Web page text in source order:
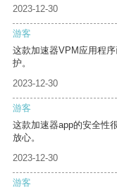
2023-12-30
游客
这款加速器VPM应用程
护。
2023-12-30
游客
这款加速器app的安全性
放心。
2023-12-30
游客